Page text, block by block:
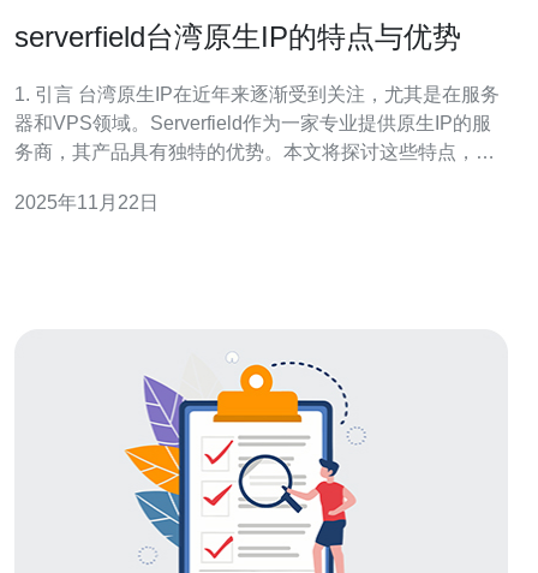
serverfield台湾原生IP的特点与优势
1. 引言 台湾原生IP在近年来逐渐受到关注，尤其是在服务
器和VPS领域。Serverfield作为一家专业提供原生IP的服
务商，其产品具有独特的优势。本文将探讨这些特点，并
IP是指在台湾地区注册并分配的IP地址。这些IP地址具有
2025年11月22日